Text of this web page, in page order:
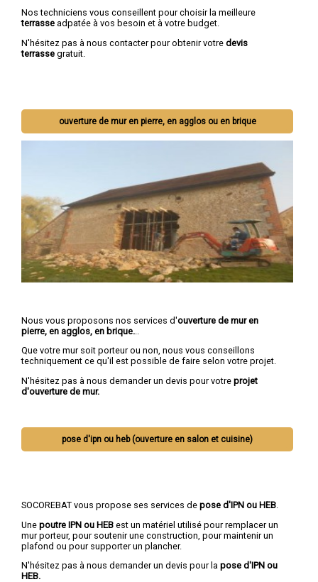
Nos techniciens vous conseillent pour choisir la meilleure
terrasse adpatée à vos besoin et à votre budget.
N'hésitez pas à nous contacter pour obtenir votre devis
terrasse gratuit.
ouverture de mur en pierre, en agglos ou en brique
Nous vous proposons nos services d'ouverture de mur en
pierre, en agglos, en brique.
Que votre mur soit porteur ou non, nous vous conseillons
techniquement ce qu'il est possible de faire selon votre projet.
N'hésitez pas à nous demander un devis pour votre projet
d'ouverture de mur.
pose d'ipn ou heb (ouverture en salon et cuisine)
SOCOREBAT vous propose ses services de pose d'IPN ou HEB
Une poutre IPN ou HEB est un matériel utilisé pour remplacer un
mur porteur, pour soutenir une construction, pour maintenir un
plafond ou pour supporter un plancher.
N'hésitez pas à nous demander un devis pour la pose d'IPN ou
HEB.